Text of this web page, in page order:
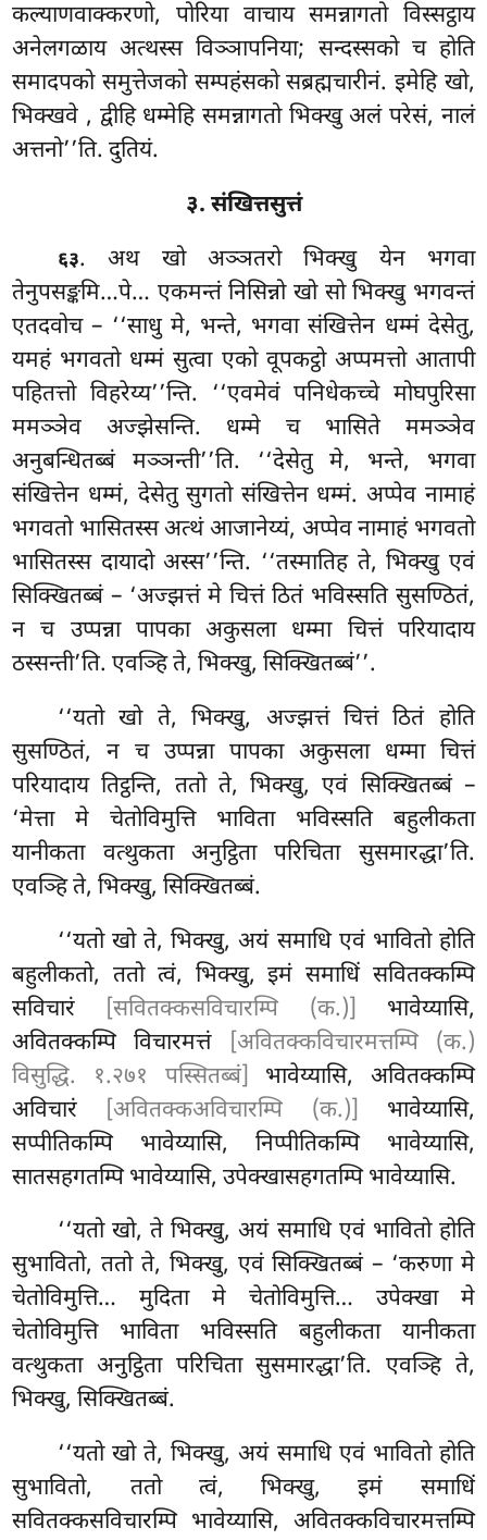
कल्याणवाक्करणो, पोरिया वाचाय समन्नागतो विस्सट्ठाय
अनेलगळाय अत्थस्स विञ्ञापनिया; सन्दस्सको च होति
समादपको समुत्तेजको सम्पहंसको सब्रह्मचारीनं. इमेहि खो,
भिक्खवे , द्वीहि धम्मेहि समन्नागतो भिक्खु अलं परेसं, नालं
अत्तनो’’ति. दुतियं.
३. संखित्तसुत्तं
६३. अथ खो अञ्ञतरो भिक्खु येन भगवा
तेनुपसङ्कमि…पे… एकमन्तं निसिन्नो खो सो भिक्खु भगवन्तं
एतदवोच – ‘‘साधु मे, भन्ते, भगवा संखित्तेन धम्मं देसेतु,
यमहं भगवतो धम्मं सुत्वा एको वूपकट्ठो अप्पमत्तो आतापी
पहितत्तो विहरेय्य’’न्ति. ‘‘एवमेवं पनिधेकच्चे मोघपुरिसा
ममञ्ञेव अज्झेसन्ति. धम्मे च भासिते ममञ्ञेव
अनुबन्धितब्बं मञ्ञन्ती’’ति. ‘‘देसेतु मे, भन्ते, भगवा
संखित्तेन धम्मं, देसेतु सुगतो संखित्तेन धम्मं. अप्पेव नामाहं
भगवतो भासितस्स अत्थं आजानेय्यं, अप्पेव नामाहं भगवतो
भासितस्स दायादो अस्स’’न्ति. ‘‘तस्मातिह ते, भिक्खु एवं
सिक्खितब्बं – ‘अज्झत्तं मे चित्तं ठितं भविस्सति सुसण्ठितं,
न च उप्पन्ना पापका अकुसला धम्मा चित्तं परियादाय
ठस्सन्ती’ति. एवञ्हि ते, भिक्खु, सिक्खितब्बं’’.
‘‘यतो खो ते, भिक्खु, अज्झत्तं चित्तं ठितं होति
सुसण्ठितं, न च उप्पन्ना पापका अकुसला धम्मा चित्तं
परियादाय तिट्ठन्ति, ततो ते, भिक्खु, एवं सिक्खितब्बं –
‘मेत्तामे चेतोविमुत्ति भाविता भविस्सति बहुलीकता
यानीकता वत्थुकता अनुट्ठिता परिचिता सुसमारद्धा’ति.
एवञ्हि ते, भिक्खु, सिक्खितब्बं.
‘‘यतो खो ते, भिक्खु, अयं समाधि एवं भावितो होति
बहुलीकतो, ततो त्वं, भिक्खु, इमं समाधिं सवितक्कम्पि
सविचारं
[सवितक्कसविचारम्पि (क.)]
भावेय्यासि,
अवितक्कम्पि विचारमत्तं
[अवितक्कविचारमत्तम्पि (क.)
विसुद्धि. १.२७१ पस्सितब्बं]
भावेय्यासि, अवितक्कम्पि
अविचारं
[अवितक्कअविचारम्पि (क.)]
भावेय्यासि,
सप्पीतिकम्पि भावेय्यासि, निप्पीतिकम्पि भावेय्यासि,
सातसहगतम्पि भावेय्यासि, उपेक्खासहगतम्पि भावेय्यासि.
‘‘यतो खो, ते भिक्खु, अयं समाधि एवं भावितो होति
सुभावितो, ततो ते, भिक्खु, एवं सिक्खितब्बं – ‘करुणा मे
चेतोविमुत्ति… मुदिता मे चेतोविमुत्ति… उपेक्खा मे
चेतोविमुत्ति भाविता भविस्सति बहुलीकता यानीकता
वत्थुकता अनुट्ठिता परिचिता सुसमारद्धा’ति. एवञ्हि ते,
भिक्खु, सिक्खितब्बं.
‘‘यतो खो ते, भिक्खु, अयं समाधि एवं भावितो होति
सुभावितो, ततो त्वं, भिक्खु, इमं समाधिं
सवितक्कसविचारम्पि भावेय्यासि, अवितक्कविचारमत्तम्पि